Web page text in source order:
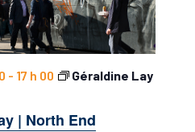
| North End
- 17 h 00
Géraldine Lay